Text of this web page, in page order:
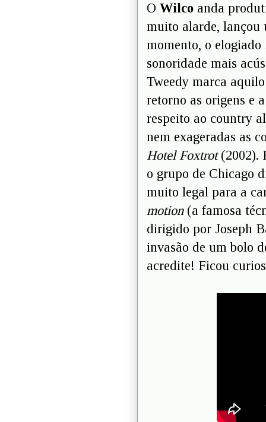
O Wilco anda
muito alarde, lançou
momento, o elogiado
sonoridade mais
Tweedy marca
retorno as origens e
respeito ao country
nem exageradas as
Hotel Foxtrot(2002).
o grupo de Chicago
muito legal para a
motion(a famosa
dirigido por Joseph
invasão de um bolo
acredite! Ficou